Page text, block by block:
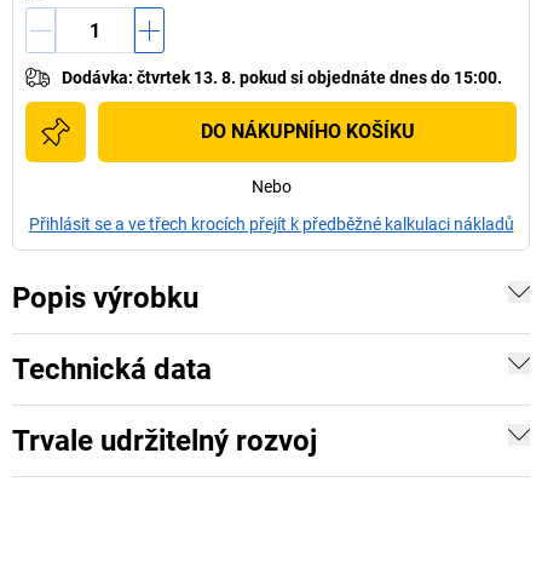
Dodávka: čtvrtek 13. 8. pokud si objednáte dnes do 15:00.
DO NÁKUPNÍHO KOŠÍKU
Nebo
Přihlásit se a ve třech krocích přejít k předběžné kalkulaci nákladů
Popis výrobku
Technická data
Trvale udržitelný rozvoj